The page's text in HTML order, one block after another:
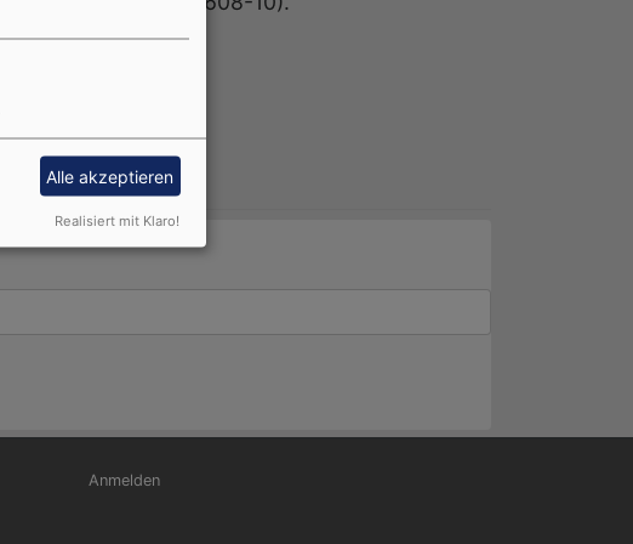
Benutzermenü
Anmelden
Alle akzeptieren
Realisiert mit Klaro!